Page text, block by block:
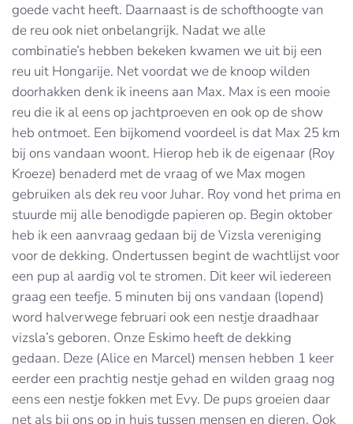
goede vacht heeft. Daarnaast is de schofthoogte van
de reu ook niet onbelangrijk. Nadat we alle
combinatie’s hebben bekeken kwamen we uit bij een
reu uit Hongarije. Net voordat we de knoop wilden
doorhakken denk ik ineens aan Max. Max is een mooie
reu die ik al eens op jachtproeven en ook op de show
heb ontmoet. Een bijkomend voordeel is dat Max 25 km
bij ons vandaan woont. Hierop heb ik de eigenaar (Roy
Kroeze) benaderd met de vraag of we Max mogen
gebruiken als dek reu voor Juhar. Roy vond het prima en
stuurde mij alle benodigde papieren op. Begin oktober
heb ik een aanvraag gedaan bij de Vizsla vereniging
voor de dekking. Ondertussen begint de wachtlijst voor
een pup al aardig vol te stromen. Dit keer wil iedereen
graag een teefje. 5 minuten bij ons vandaan (lopend)
word halverwege februari ook een nestje draadhaar
vizsla’s geboren. Onze Eskimo heeft de dekking
gedaan. Deze (Alice en Marcel) mensen hebben 1 keer
eerder een prachtig nestje gehad en wilden graag nog
eens een nestje fokken met Evy. De pups groeien daar
net als bij ons op in huis tussen mensen en dieren. Ook